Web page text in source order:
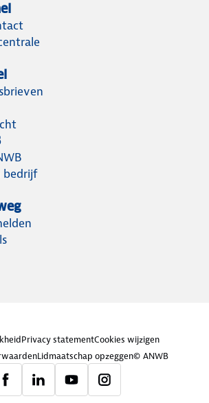
bedrijf
Privacy statementCookies wijzigen
Lidmaatschap opzeggen© ANWB